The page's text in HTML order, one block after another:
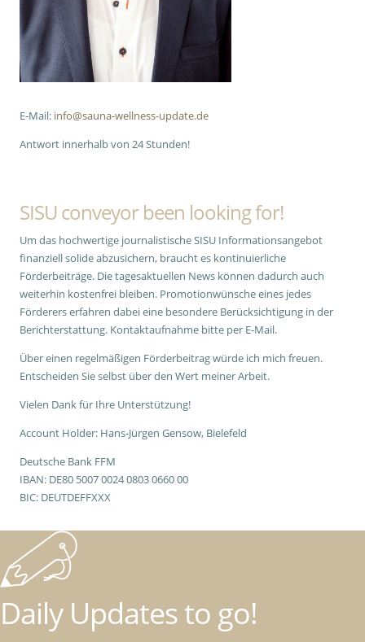
E-Mail: info@sauna-wellness-update.de
Antwort innerhalb von 24 Stunden!
SISU conveyor been looking for!
Um das hochwertige journalistische SISU Informationsangebot
finanziell solide abzusichern, braucht es kontinuierliche
Förderbeiträge. Die tagesaktuellen News können dadurch auch
weiterhin kostenfrei bleiben. Promotionwünsche eines jedes
Förderers erfahren dabei eine besondere Berücksichtigung in der
Berichterstattung. Kontaktaufnahme bitte per E-Mail.
Über einen regelmäßigen Förderbeitrag würde ich mich freuen.
Entscheiden Sie selbst über den Wert meiner Arbeit.
Vielen Dank für Ihre Unterstützung!
Account Holder: Hans-Jürgen Gensow, Bielefeld
Deutsche Bank FFM
IBAN: DE80 5007 0024 0803 0660 00
BIC: DEUTDEFFXXX
Daily Updates to go!